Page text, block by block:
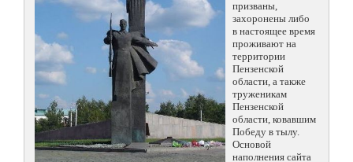
призваны,
захоронены либо
в настоящее время
проживают на
территории
Пензенской
области, а также
труженикам
Пензенской
области, ковавшим
Победу в тылу.
Основой
наполнения сайта